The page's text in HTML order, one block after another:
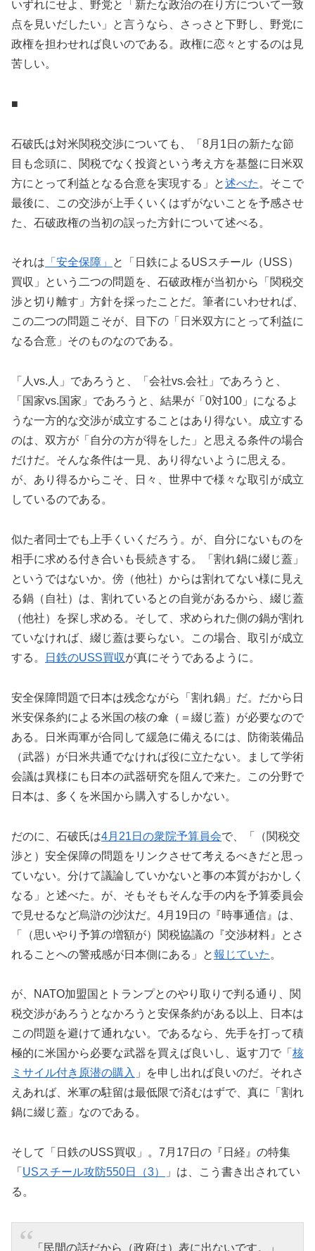
いずれにせよ、野党と「新たな政治の在り方について一致
点を見いだしたい」と言うなら、さっさと下野し、野党に
政権を担わせれば良いのである。政権に恋々とするのは見
苦しい。
■
石破氏は対米関税交渉についても、「8月1日の新たな節
目も念頭に、関税でなく投資という考え方を基盤に日米双
方にとって利益となる合意を実現する」と述べた 。そこで
最後に、この交渉が上手くいくはずがないことを予感させ
た、石破政権の当初の誤った方針について述べる。
それは 「安全保障」
と「日鉄によるUSスチール（USS）
買収」という二つの問題を、石破政権が当初から「関税交
渉と切り離す」方針を採ったことだ。筆者にいわせれば、
この二つの問題こそが、目下の「日米双方にとって利益に
なる合意」そのものなのである。
「人vs.人」であろうと、「会社vs.会社」であろうと、
「国家vs.国家」であろうと、結果が「0対100」になるよ
うな一方的な交渉が成立することはあり得ない。成立する
のは、双方が「自分の方が得をした」と思える条件の場合
だけだ。そんな条件は一見、あり得ないように思える。
が、あり得るからこそ、日々、世界中で様々な取引が成立
しているのである。
似た者同士でも上手くいくだろう。が、自分にないものを
相手に求める付き合いも長続きする。「割れ鍋に綴じ蓋」
というではないか。傍（他社）からは割れてない様に見え
る鍋（自社）は、割れているとの自覚があるから、綴じ蓋
（他社）を探し求める。そして、求められた側の鍋が割れ
ていなければ、綴じ蓋は要らない。この場合、取引が成立
する。
日鉄のUSS買収が真にそうであるように。
安全保障問題で日本は残念ながら「割れ鍋」だ。だから日
米安保条約による米国の核の傘（＝綴じ蓋）が必要なので
ある。日米両軍が合同して緩急に備えるには、防衛装備品
（武器）が日米共通でなければ役に立たない。まして学術
会議は異様にも日本の武器研究を阻んで来た。この分野で
日本は、多くを米国から購入するしかない。
だのに、石破氏は4月21日の衆院予算員会で、「（関税交
渉と）安全保障の問題をリンクさせて考えるべきだと思っ
ていない。分けて議論していかないと事の本質がおかしく
なる」と述べた。が、そもそもそんな手の内を予算委員会
で見せるなど烏滸の沙汰だ。4月19日の『時事通信』は、
「（思いやり予算の増額が）関税協議の『交渉材料』とさ
れることへの警戒感が日本側にある」と報じていた 。
が、NATO加盟国とトランプとのやり取りで判る通り、関
税交渉があろうとなかろうと安保条約がある以上、日本は
この問題を避けて通れない。であるなら、先手を打って積
極的に米国から必要な武器を買えば良いし、返す刀で「 核
ミサイル付き原潜の購入 」を申し出れば良いのだ。それさ
えあれば、米軍の駐留は最低限で済むはずで、真に「割れ
鍋に綴じ蓋」なのである。
そして「日鉄のUSS買収」。7月17日の『日経』の特集
「 USスチール攻防550日（3）
」は、こう書き出されてい
る。
「民間の話だから（政府は）表に出ないです。」